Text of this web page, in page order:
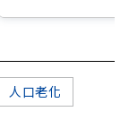
人口老化